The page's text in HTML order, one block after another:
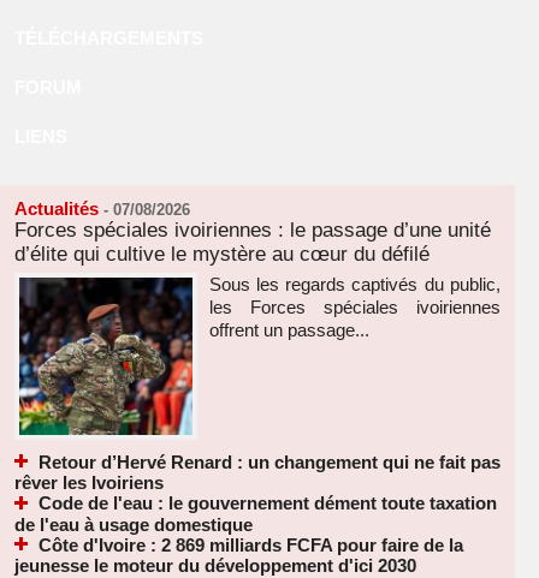
Actualités - 07/08/2026
Forces spéciales ivoiriennes : le passage d’une unité
d’élite qui cultive le mystère au cœur du défilé
Sous les regards captivés du public,
les Forces spéciales ivoiriennes
offrent un passage...
Retour d’Hervé Renard : un changement qui ne fait pas
rêver les Ivoiriens
Code de l'eau : le gouvernement dément toute taxation
de l'eau à usage domestique
Côte d'Ivoire : 2 869 milliards FCFA pour faire de la
jeunesse le moteur du développement d'ici 2030